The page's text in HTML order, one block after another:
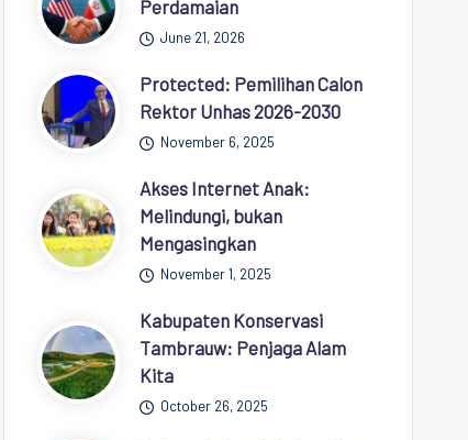
Perdamaian
June 21, 2026
Protected: Pemilihan Calon
Rektor Unhas 2026-2030
November 6, 2025
Akses Internet Anak:
Melindungi, bukan
Mengasingkan
November 1, 2025
Kabupaten Konservasi
Tambrauw: Penjaga Alam
Kita
October 26, 2025